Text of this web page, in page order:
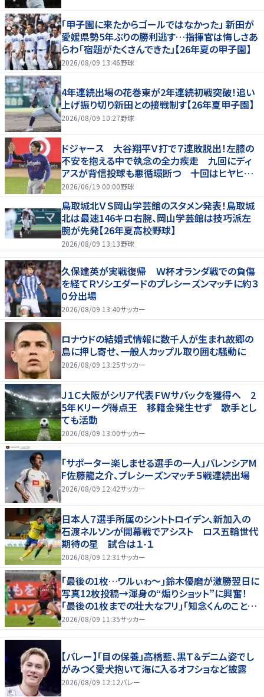
「甲子園に来たからゴールではなかった」 新田が
愛媛県勢5年ぶりの勝利逃す…指揮官は悔しさあ
らわ「宿題がたくさんできた」【26年夏の甲子園】
2026/08/09 13:46野球
4年連続出場の花巻東が2年連続初戦突破！追い
上げ振り切り新田との接戦制す【26年夏甲子園】
2026/08/09 10:27野球
ドジャース 大谷翔平Ｖ打で７連敗脱出！左膝の
不安を抱える中で執念の全力疾走 九回にディ
アスが背信投球も悪循環断つ 十回はヒヤヒヤ
もリード守る
2026/06/19 00:00野球
鳥取城北ＶＳ岡山学芸館のスタメン発表！鳥取城
北は最速146キロ右腕、岡山学芸館は技巧派左
腕が先発【26年夏高校野球】
2026/08/09 13:13野球
久保建英が実戦復帰 Ｗ杯オランダ戦での負傷
を経てＲソシエダードのプレシーズンマッチに約３
０分出場
2026/08/09 13:40サッカー
ロナウドの結婚式情報に数千人が生まれ故郷の
島に押し寄せ、一般人カップル取り囲む騒動に
2026/08/09 13:25サッカー
Ｊ１Ｃ大阪がシリア代表ＦＷサバックを獲得へ 2
5年Ｋリーグ得点王 移籍金発生せず 歌手とし
ても活動
2026/08/09 13:00サッカー
「サポーター楽しませる選手の一人」バレンシアM
F佐藤龍之介、プレシーズンマッチ５戦連続出場
2026/08/09 12:42サッカー
日本人７選手所属のシントトロイデン、新加入の
石渡ネルソンが開幕戦でアシスト ロス五輪世代
期待の星 試合は１-１
2026/08/09 12:31サッカー
｢最後の1枚…ワルぃゎ〜｣鈴木優磨が激勝翌日に
写真12枚投稿→渾身の“煽りショット”に興奮！
｢最後の1枚までの壮大なフリ｣｢知念くんのことど
んだけ好きなんよｗ｣
2026/08/09 11:35サッカー
【バレー】「目の保養」高橋藍、黒Ｔ＆デニム姿でし
がみつく愛犬抱いて海に入るオフショなど披露
2026/08/09 12:12バレー